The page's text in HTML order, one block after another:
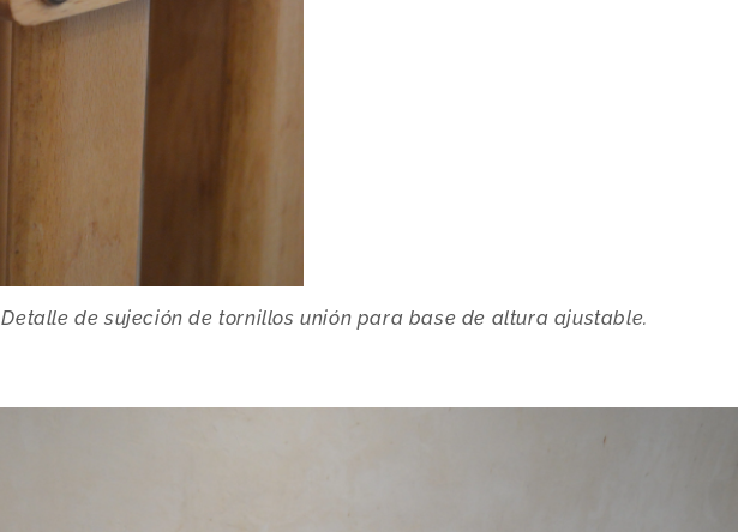
Detalle de sujeción de tornillos unión para base de altura ajustable.